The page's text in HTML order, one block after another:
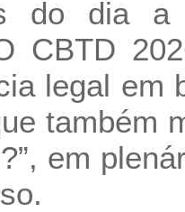
do dia
CBTD
legal em
também
em